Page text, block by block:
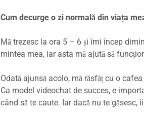
Cum decurge o zi normală din viața
Mă trezesc la ora 5 – 6 și îmi încep
mintea mea, iar asta mă ajută să
Odată ajunsă acolo, mă răsfăț cu o
Ca model videochat de succes, e
când să te caute. Iar dacă nu te găsesc,